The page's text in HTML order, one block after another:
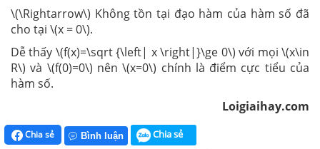
\(\Rightarrow\) Không tồn tại đạo hàm của hàm số đã
cho tại \(x = 0\).
Dễ thấy \(f(x)=\sqrt {\left| x \right|}\ge 0\) với mọi \(x\in
R\) và \(f(0)=0\) nên \(x=0\) chính là điểm cực tiểu của
hàm số.
Loigiaihay.com
Chia sẻ Bình luận Chia sẻ